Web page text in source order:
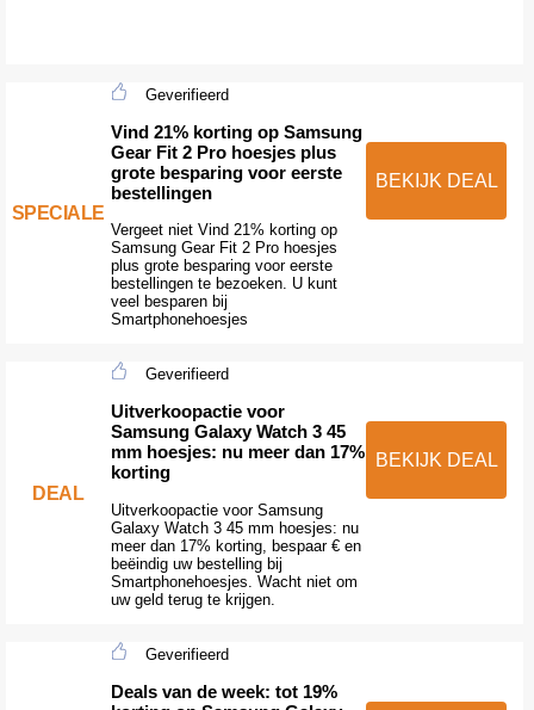
SPECIALE
Geverifieerd
Vind 21% korting op Samsung
Gear Fit 2 Pro hoesjes plus
grote besparing voor eerste
bestellingen
Vergeet niet Vind 21% korting op
Samsung Gear Fit 2 Pro hoesjes
plus grote besparing voor eerste
bestellingen te bezoeken. U kunt
veel besparen bij
Smartphonehoesjes
BEKIJK DEAL
DEAL
Geverifieerd
Uitverkoopactie voor
Samsung Galaxy Watch 3 45
mm hoesjes: nu meer dan 17%
korting
Uitverkoopactie voor Samsung
Galaxy Watch 3 45 mm hoesjes: nu
meer dan 17% korting, bespaar € en
beëindig uw bestelling bij
Smartphonehoesjes. Wacht niet om
uw geld terug te krijgen.
BEKIJK DEAL
Geverifieerd
Deals van de week: tot 19%